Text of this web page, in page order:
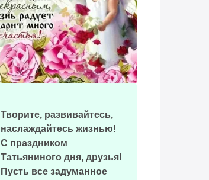
Творите, развивайтесь,
наслаждайтесь жизнью!
С праздником
Татьяниного дня, друзья!
Пусть все задуманное